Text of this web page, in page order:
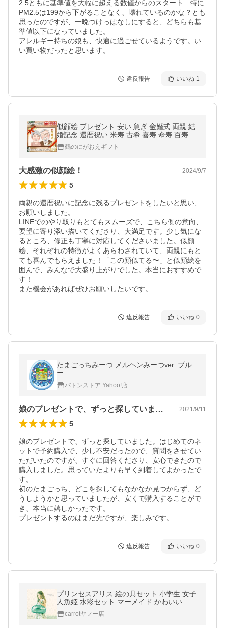
2.5ともに基準値を大幅に超える数値からのスタート…特に
PM2.5は199から下がることなく、壊れているのかな？とも
思ったのですが、一晩つけっぱなしにすると、どちらも基
準値以下になっていました。
アレルギー持ちの娘も、快適に過ごせているようです。い
い買い物だったと思います。
違反報告 いいね 1
似顔絵 プレゼント 安い 急ぎ 金婚式 両親 結
婚記念 還暦祝い 米寿 古希 喜寿 傘寿 百寿 敬
老の日 写真から 女性 男性
鶴のにがおえギフト
大感激の似顔絵！ 2024/9/7
5
両親の還暦祝いに記念に残るプレゼントをしたいと思い、
お願いしました。
LINEでのやり取りもとてもスムーズで、こちら側の意向、
要望に寄り添い描いてくださり、大満足です。少し気にな
るところ、修正も丁寧に対応してくださいました。似顔
絵、それぞれの特徴がよくあらわされていて、両親にもと
ても喜んでもらえました！「この顔似てる〜」と似顔絵を
囲んで、みんなで大盛り上がりでした。本当におすすめで
す！
また機会があればぜひお願いしたいです。
違反報告 いいね 0
たまごっちみーつ メルヘンみーつver. ブル
ー
バトンストア Yahoo!店
娘のプレゼントで、ずっと探していました… 2021/9/11
5
娘のプレゼントで、ずっと探していました。はじめてのネ
ットで予約購入で、少し不安だったので、質問をさせてい
ただいたのですが、すぐに回答くださり、安心できたので
購入しました。思っていたよりも早く到着してよかったで
す。
初のたまごっち、どこを探してもなかなか見つからず、ど
うしようかと思っていましたが、安くで購入することがで
き、本当に嬉しかったです。
プレゼントするのはまだ先ですが、楽しみです。
違反報告 いいね 0
プリンセスアリス 絵の具セット 小学生 女子
人魚姫 水彩セット マーメイド かわいい
carrotヤフー店